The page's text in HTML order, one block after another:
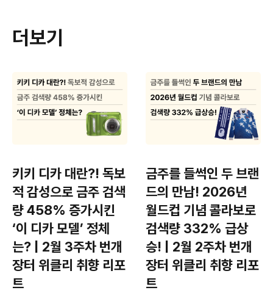
더보기
키키 디카 대란?! 독보
적 감성으로 금주 검색
량 458% 증가시킨
‘이 디카 모델’ 정체
는? | 2월 3주차 번개
장터 위클리 취향 리포
트
금주를 들썩인 두 브랜
드의 만남! 2026년
월드컵 기념 콜라보로
검색량 332% 급상
승! | 2월 2주차 번개
장터 위클리 취향 리포
트